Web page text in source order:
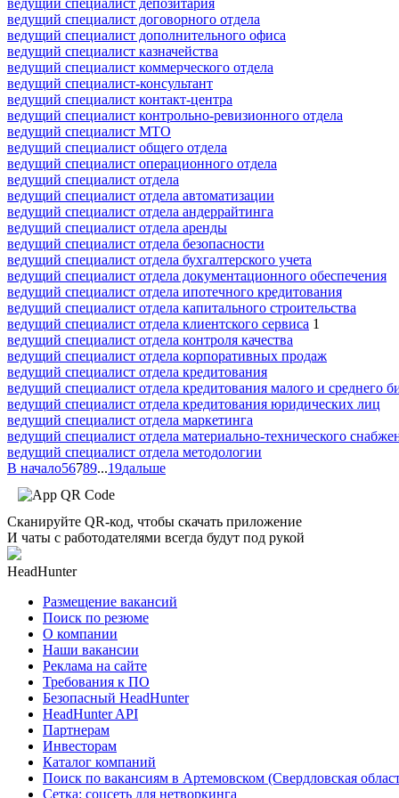
ведущий специалист договорного отдела
ведущий специалист дополнительного офиса
ведущий специалист казначейства
ведущий специалист коммерческого отдела
ведущий специалист-консультант
ведущий специалист контакт-центра
ведущий специалист контрольно-ревизионного отдела
ведущий специалист МТО
ведущий специалист общего отдела
ведущий специалист операционного отдела
ведущий специалист отдела
ведущий специалист отдела автоматизации
ведущий специалист отдела андеррайтинга
ведущий специалист отдела аренды
ведущий специалист отдела безопасности
ведущий специалист отдела бухгалтерского учета
ведущий специалист отдела документационного обеспечения
ведущий специалист отдела ипотечного кредитования
ведущий специалист отдела капитального строительства
ведущий специалист отдела клиентского сервиса 1
ведущий специалист отдела контроля качества
ведущий специалист отдела корпоративных продаж
ведущий специалист отдела кредитования
ведущий специалист отдела кредитования малого и среднего
ведущий специалист отдела кредитования юридических лиц
ведущий специалист отдела маркетинга
ведущий специалист отдела материально-технического
ведущий специалист отдела методологии
В начало56789...19дальше
Сканируйте QR-код, чтобы скачать приложение
И чаты с работодателями всегда будут под рукой
HeadHunter
Размещение вакансий
Поиск по резюме
О компании
Наши вакансии
Реклама на сайте
Требования к ПО
Безопасный HeadHunter
HeadHunter API
Партнерам
Инвесторам
Каталог компаний
Поиск по вакансиям в Артемовском (Свердловская
Сетка: соцсеть для нетворкинга